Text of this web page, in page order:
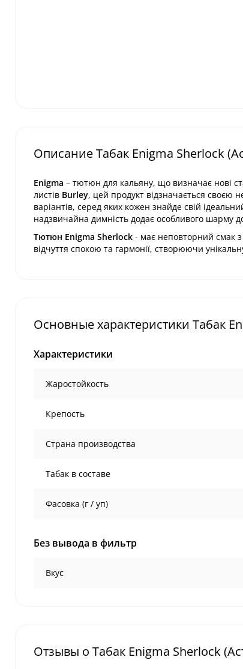
Описание Табак Enigma Sherlock
Enigma – тютюн для кальяну, що визначає нові
листів Burley, цей продукт відзначається своєю
варіантів, серед яких кожен знайде свій
надзвичайна димність додає особливого шарму
Тютюн Enigma Sherlock - має неповторний смак
відчуття спокою та гармонії, створюючи
Основные характеристики Табак
Характеристики
Жаростойкость
Крепость
Страна производства
Табак в составе
Фасовка (г / уп)
Без вывода в фильтр
Вкус
Отзывы о Табак Enigma Sherlock